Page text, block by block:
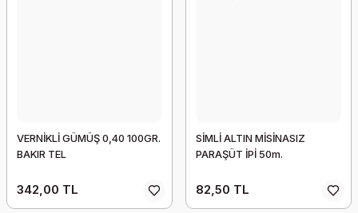
VERNİKLİ GÜMÜŞ 0,40 100GR.
BAKIR TEL
342,00 TL
SİMLİ ALTIN MİSİNASIZ
PARAŞÜT İPİ 50m.
82,50 TL